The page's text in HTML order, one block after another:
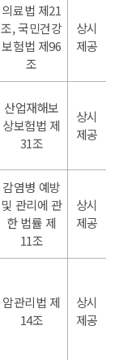
의료법 제21
조, 국민건강
보험법 제96
조
상시
제공
산업재해보
상보험법 제
31조
상시
제공
감염병 예방
및 관리에 관
한 법률 제
11조
상시
제공
암관리법 제
14조
상시
제공